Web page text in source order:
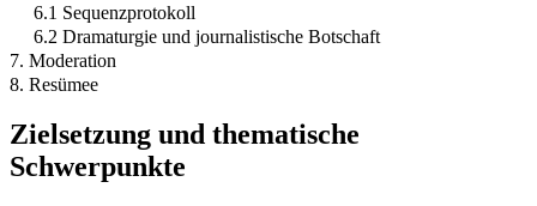
6.1 Sequenzprotokoll
6.2 Dramaturgie und journalistische Botschaft
7. Moderation
8. Resümee
Zielsetzung und thematische
Schwerpunkte